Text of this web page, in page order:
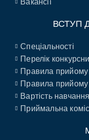
Вакансії
ВСТУП
Спеціальності
Перелік
Правила прийому
Правила
Вартість навчання
Приймальна